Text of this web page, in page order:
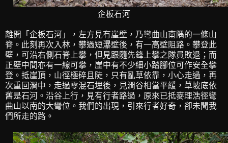
企板石河
離開「企板石河」，左方見有崖壁，乃彎曲山南隅的一條山
脊。此刻再次入林，攀過短瀑壁後，有一高壁阻路。攀登此
壁，可沿右側石脊上攀，但見跟隨先鋒上攀之隊員敗退；而
正壁中間亦有一線可攀，崖中有不少細小踏腳位可作安全攀
登。抵崖頂，山徑極碎且陡，只有亂草依靠，小心走過，再
次重回澗中，走過零混石埋後，見澗谷相當平緩，草坡底依
舊是石河。沿谷上行，見有行者路過，原來已抵麥理浩徑彎
曲山以南的大彎位。我們的出現，引來行者好奇，卻未聞我
們所走的路。